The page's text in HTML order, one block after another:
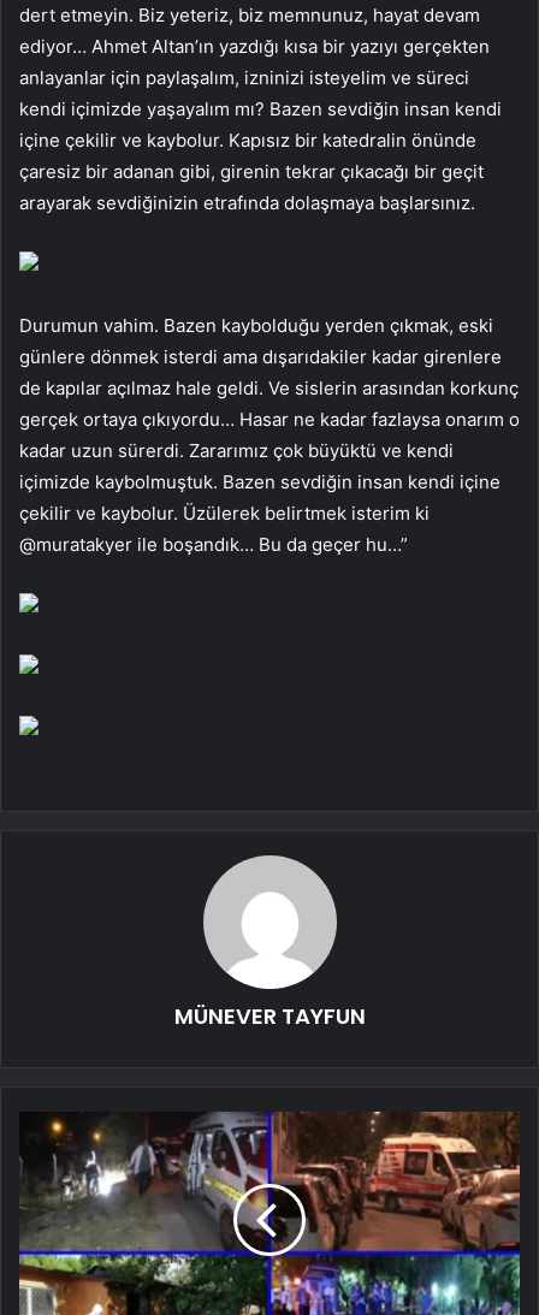
dert etmeyin. Biz yeteriz, biz memnunuz, hayat devam
ediyor… Ahmet Altan’ın yazdığı kısa bir yazıyı gerçekten
anlayanlar için paylaşalım, izninizi isteyelim ve süreci
kendi içimizde yaşayalım mı? Bazen sevdiğin insan kendi
içine çekilir ve kaybolur. Kapısız bir katedralin önünde
çaresiz bir adanan gibi, girenin tekrar çıkacağı bir geçit
arayarak sevdiğinizin etrafında dolaşmaya başlarsınız.
Durumun vahim. Bazen kaybolduğu yerden çıkmak, eski
günlere dönmek isterdi ama dışarıdakiler kadar girenlere
de kapılar açılmaz hale geldi. Ve sislerin arasından korkunç
gerçek ortaya çıkıyordu… Hasar ne kadar fazlaysa onarım o
kadar uzun sürerdi. Zararımız çok büyüktü ve kendi
içimizde kaybolmuştuk. Bazen sevdiğin insan kendi içine
çekilir ve kaybolur. Üzülerek belirtmek isterim ki
@muratakyer ile boşandık… Bu da geçer hu…”
MÜNEVER TAYFUN